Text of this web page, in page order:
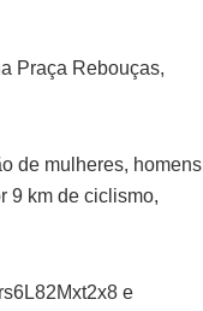
Praça Rebouças,
de mulheres, homens
9 km de ciclismo,
e